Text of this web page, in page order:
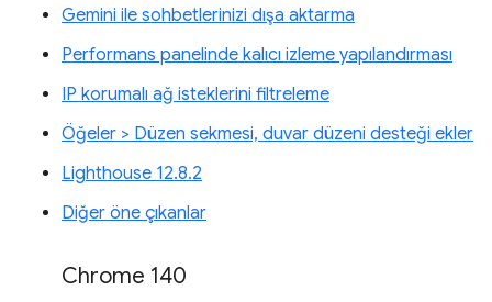
Gemini ile sohbetlerinizi dışa aktarma
Performans panelinde kalıcı izleme yapılandırması
IP korumalı ağ isteklerini filtreleme
Öğeler > Düzen sekmesi, duvar düzeni desteği ekler
Lighthouse 12.8.2
Diğer öne çıkanlar
Chrome 140